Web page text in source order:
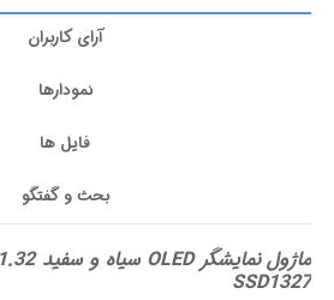
آرای کاربران
نمودارها
فایل ها
بحث و گفتگو
SSD1327